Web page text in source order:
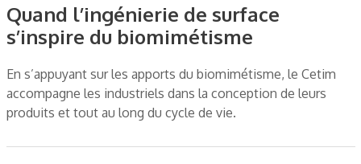
Quand l’ingénierie de surface
s’inspire du biomimétisme
En s’appuyant sur les apports du biomimétisme, le Cetim
accompagne les industriels dans la conception de leurs
produits et tout au long du cycle de vie.